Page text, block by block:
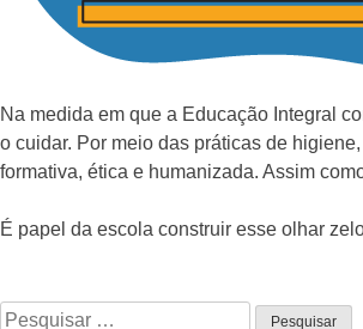
Na medida em que a Educação Integral
o cuidar. Por meio das práticas de
formativa, ética e humanizada. Assim
É papel da escola construir esse olhar
Pesquisar